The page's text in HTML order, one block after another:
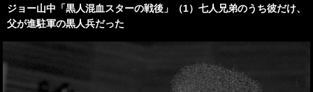
ジョー山中「黒人混血スターの戦後」（1）七人兄弟のうち彼だけ、
父が進駐軍の黒人兵だった